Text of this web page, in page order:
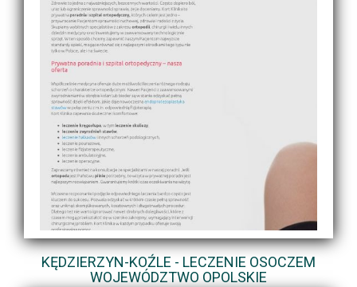
KĘDZIERZYN-KOŹLE - LECZENIE OSOCZEM
WOJEWÓDZTWO OPOLSKIE